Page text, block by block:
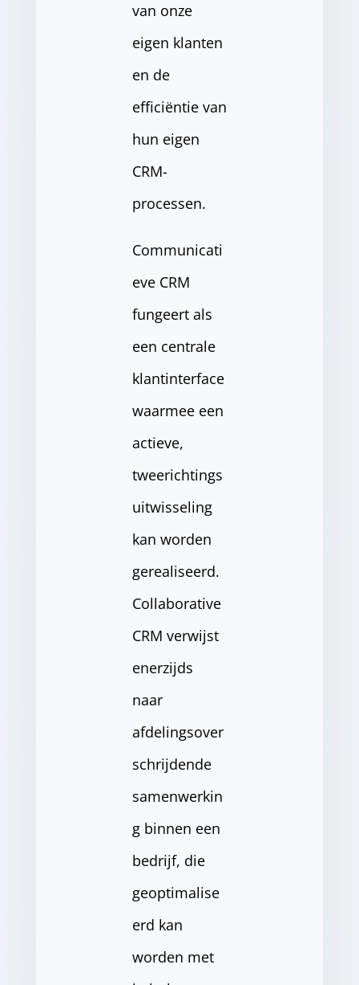
van onze
eigen klanten
en de
efficiëntie van
hun eigen
CRM-
processen.
Communicati
eve CRM
fungeert als
een centrale
klantinterface
waarmee een
actieve,
tweerichtings
uitwisseling
kan worden
gerealiseerd.
Collaborative
CRM verwijst
enerzijds
naar
afdelingsover
schrijdende
samenwerkin
g binnen een
bedrijf, die
geoptimalise
erd kan
worden met